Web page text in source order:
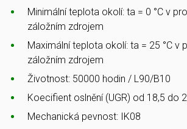
Minimální teplota okolí: ta = 0 °C v
záložním zdrojem
Maximální teplota okolí: ta = 25 °C v
záložním zdrojem
Životnost: 50000 hodin / L90/B10
Koecifient oslnění (UGR) od 18,5 do
Mechanická pevnost: IK08